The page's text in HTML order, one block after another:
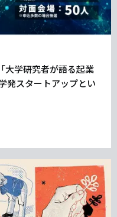
大学研究者が語る起業
発スタートアップとい